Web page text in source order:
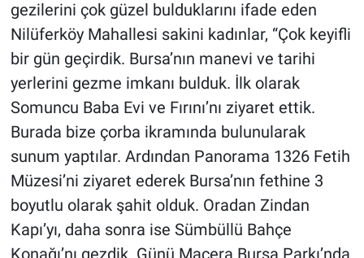
gezilerini çok güzel bulduklarını ifade eden
Nilüferköy Mahallesi sakini kadınlar, “Çok keyifli
bir gün geçirdik. Bursa’nın manevi ve tarihi
yerlerini gezme imkanı bulduk. İlk olarak
Somuncu Baba Evi ve Fırını’nı ziyaret ettik.
Burada bize çorba ikramında bulunularak
sunum yaptılar. Ardından Panorama 1326 Fetih
Müzesi’ni ziyaret ederek Bursa’nın fethine 3
boyutlu olarak şahit olduk. Oradan Zindan
Kapı’yı, daha sonra ise Sümbüllü Bahçe
Konağı’nı gezdik. Günü Macera Bursa Parkı’nda